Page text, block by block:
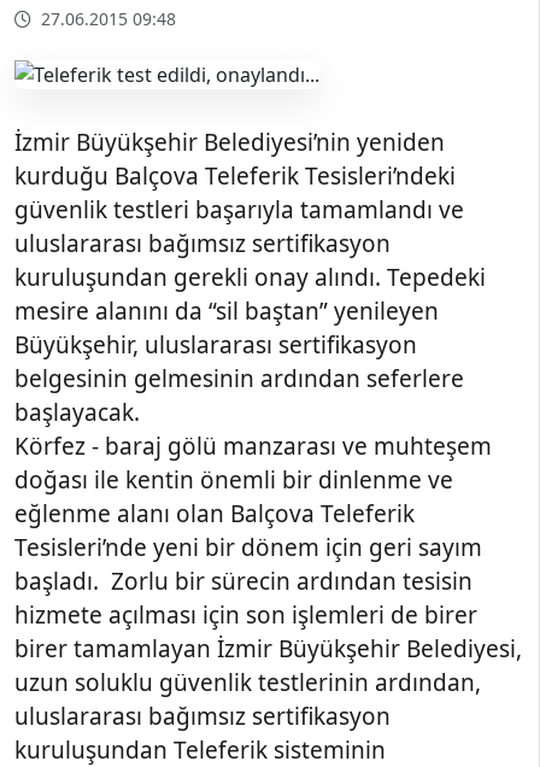
27.06.2015 09:48
İzmir Büyükşehir Belediyesi’nin yeniden
kurduğu Balçova Teleferik Tesisleri’ndeki
güvenlik testleri başarıyla tamamlandı ve
uluslararası bağımsız sertifikasyon
kuruluşundan gerekli onay alındı. Tepedeki
mesire alanını da “sil baştan” yenileyen
Büyükşehir, uluslararası sertifikasyon
belgesinin gelmesinin ardından seferlere
başlayacak.
Körfez - baraj gölü manzarası ve muhteşem
doğası ile kentin önemli bir dinlenme ve
eğlenme alanı olan Balçova Teleferik
Tesisleri’nde yeni bir dönem için geri sayım
başladı. Zorlu bir sürecin ardından tesisin
hizmete açılması için son işlemleri de birer
birer tamamlayan İzmir Büyükşehir Belediyesi,
uzun soluklu güvenlik testlerinin ardından,
uluslararası bağımsız sertifikasyon
kuruluşundan Teleferik sisteminin